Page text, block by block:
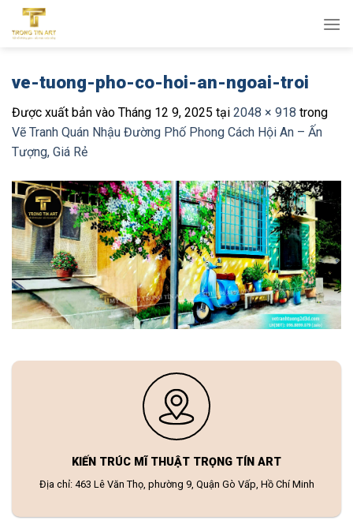
qua
ve-tuong-pho-co-hoi-an-ngoai-troi
Được xuất bản vào Tháng 12 9, 2025 tại 2048 × 918 trong
Vẽ Tranh Quán Nhậu Đường Phố Phong Cách Hội An – Ấn
Tượng, Giá Rẻ
KIẾN TRÚC MĨ THUẬT TRỌNG TÍN ART
Địa chỉ: 463 Lê Văn Thọ, phường 9, Quận Gò Vấp, Hồ Chí Minh